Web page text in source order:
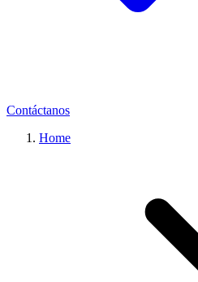
Contáctanos
Home